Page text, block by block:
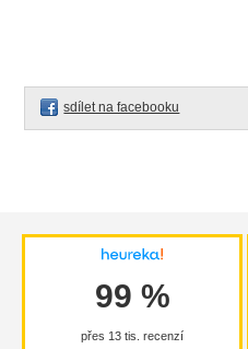
sdílet na facebooku
99 %
přes 13 tis. recenzí